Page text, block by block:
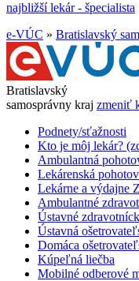
najbližší lekár - špecialista
e-VÚC » Bratislavský
Bratislavský
samosprávny kraj zmeniť
Podnety/sťažnosti
Kto je môj lekár?
Ambulantná
Lekárenská
Lekárne a výdajne
Ambulantné
Ústavné
Ústavná
Domáca
Kúpeľná liečba
Mobilné odberové